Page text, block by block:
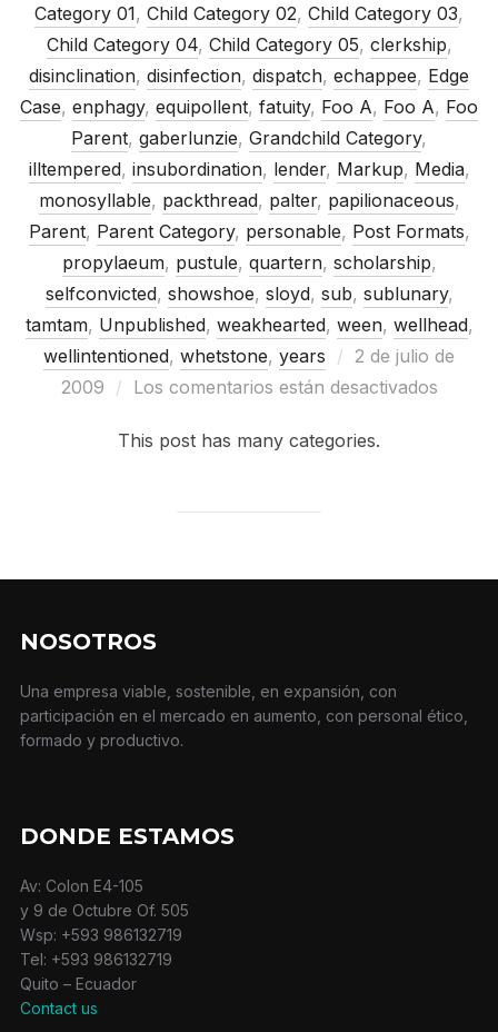
Category 01, Child Category 02, Child Category 03,
Child Category 04, Child Category 05, clerkship,
disinclination, disinfection, dispatch, echappee, Edge
Case, enphagy, equipollent, fatuity, Foo A, Foo A, Foo
Parent, gaberlunzie, Grandchild Category,
illtempered, insubordination, lender, Markup, Media,
monosyllable, packthread, palter, papilionaceous,
Parent, Parent Category, personable, Post Formats,
propylaeum, pustule, quartern, scholarship,
selfconvicted, showshoe, sloyd, sub, sublunary,
tamtam, Unpublished, weakhearted, ween, wellhead,
wellintentioned, whetstone, years
Publicado
el
2 de julio de
2009
Los comentarios están desactivados
This post has many categories.
NOSOTROS
Una empresa viable, sostenible, en expansión, con
participación en el mercado en aumento, con personal ético,
formado y productivo.
DONDE ESTAMOS
Av: Colon E4-105
y 9 de Octubre Of. 505
Wsp: +593 986132719
Tel: +593 986132719
Quito – Ecuador
Contact us